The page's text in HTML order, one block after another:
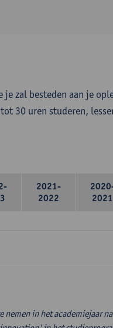
zal besteden aan je
30 uren studeren,
2021-
2022
2021
in het academiejaar